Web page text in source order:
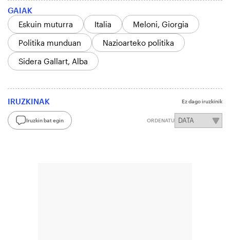
GAIAK
Eskuin muturra
Italia
Meloni, Giorgia
Politika munduan
Nazioarteko politika
Sidera Gallart, Alba
IRUZKINAK Ez dago iruzkinik
Iruzkin bat egin ORDENATU